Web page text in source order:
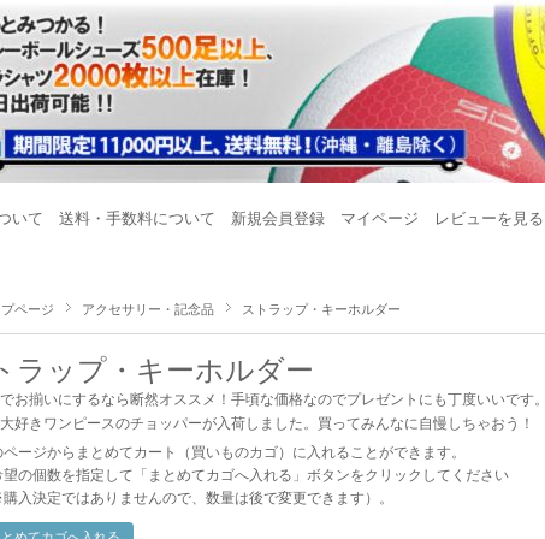
いて 送料・手数料について 新規会員登録 マイページ レビューを見る
プページ アクセサリー・記念品 ストラップ・キーホルダー
ラップ・キーホルダー
お揃いにするなら断然オススメ！手頃な価格なのでプレゼントにも丁度いいです
好きワンピースのチョッパーが入荷しました。買ってみんなに自慢しちゃおう！
ページからまとめてカート（買いものカゴ）に入れることができます。
望の個数を指定して「まとめてカゴへ入れる」ボタンをクリックしてください
購入決定ではありませんので、数量は後で変更できます）。